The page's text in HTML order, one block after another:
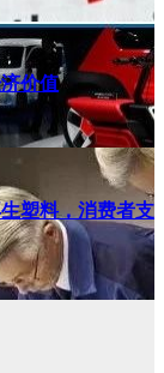
价值
塑料，消费者支